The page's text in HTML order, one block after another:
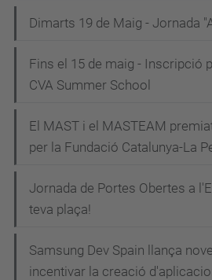
Dimarts 19 de Maig - Jornada
Fins el 15 de maig - Inscripció
CVA Summer School
El MAST i el MASTEAM
per la Fundació Catalunya-La
Jornada de Portes Obertes a
teva plaça!
Samsung Dev Spain llança
incentivar la creació